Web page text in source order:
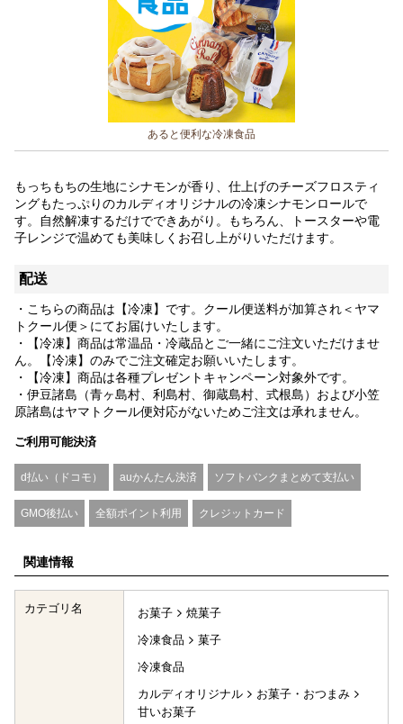
あると便利な冷凍食品
もっちもちの生地にシナモンが香り、仕上げのチーズフロスティ
ングもたっぷりのカルディオリジナルの冷凍シナモンロールで
す。自然解凍するだけでできあがり。もちろん、トースターや電
子レンジで温めても美味しくお召し上がりいただけます。
配送
・こちらの商品は【冷凍】です。クール便送料が加算され＜ヤマ
トクール便＞にてお届けいたします。
・【冷凍】商品は常温品・冷蔵品とご一緒にご注文いただけませ
ん。【冷凍】のみでご注文確定お願いいたします。
・【冷凍】商品は各種プレゼントキャンペーン対象外です。
・伊豆諸島（青ヶ島村、利島村、御蔵島村、式根島）および小笠
原諸島はヤマトクール便対応がないためご注文は承れません。
ご利用可能決済
d払い（ドコモ） auかんたん決済 ソフトバンクまとめて支払い
GMO後払い 全額ポイント利用 クレジットカード
関連情報
カテゴリ名 お菓子
焼菓子
冷凍食品
菓子
冷凍食品
カルディオリジナル
お菓子・おつまみ
甘いお菓子